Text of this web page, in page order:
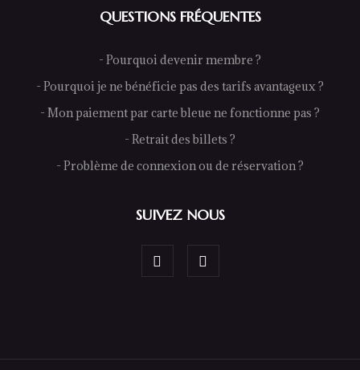
QUESTIONS FRÉQUENTES
- Pourquoi devenir membre ?
- Pourquoi je ne bénéficie pas des tarifs avantageux ?
- Mon paiement par carte bleue ne fonctionne pas ?
- Retrait des billets ?
- Problème de connexion ou de réservation ?
SUIVEZ NOUS